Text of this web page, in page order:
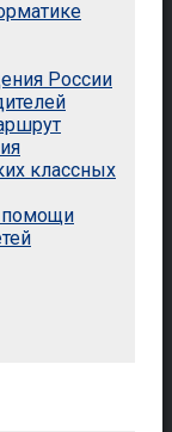
России
классных